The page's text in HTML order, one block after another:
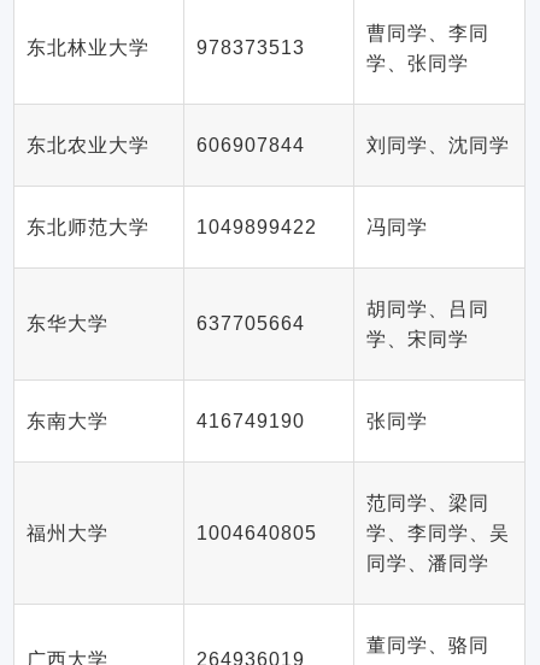
东北林业大学 978373513
曹同学、李同
学、张同学
东北农业大学 606907844 刘同学、沈同学
东北师范大学 1049899422 冯同学
东华大学 637705664
胡同学、吕同
学、宋同学
东南大学 416749190 张同学
福州大学 1004640805
范同学、梁同
学、李同学、吴
同学、潘同学
广西大学 264936019
董同学、骆同